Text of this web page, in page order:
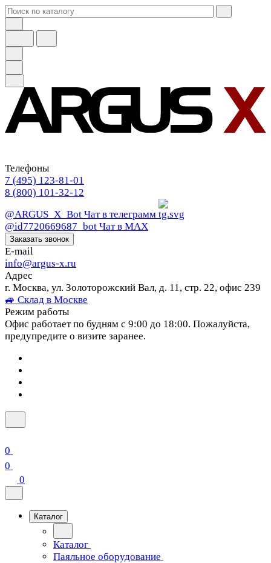
Телефоны
7 (495) 123-81-01
8 (800) 101-32-12
@ARGUS_X_Bot Чат в телеграмм
@id7720669687_bot Чат в МАХ
Заказать звонок
E-mail
info@argus-x.ru
Адрес
г. Москва, ул. Золоторожский Вал, д. 11, стр. 22, офис 239
🚙 Склад в Москве
Режим работы
Офис работает по будням с 9:00 до 18:00. Пожалуйста,
предупредите о визите заранее.
0
0
0
Каталог
Каталог
Паяльное оборудование